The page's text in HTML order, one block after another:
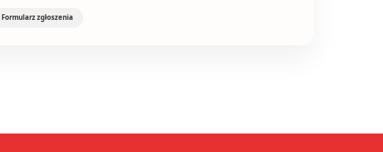
Formularz zgłoszenia